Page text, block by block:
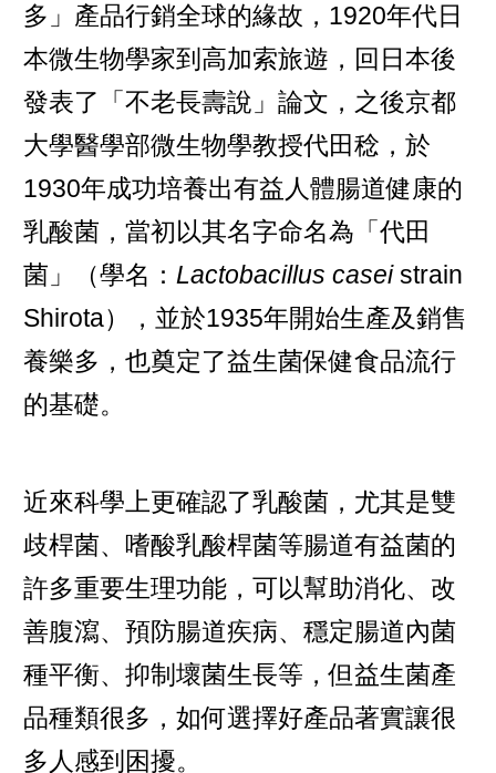
多」產品行銷全球的緣故，1920年代日
本微生物學家到高加索旅遊，回日本後
發表了「不老長壽說」論文，之後京都
大學醫學部微生物學教授代田稔，於
1930年成功培養出有益人體腸道健康的
乳酸菌，當初以其名字命名為「代田
菌」（學名： Lactobacillus caseistrain
Shirota），並於1935年開始生產及銷售
養樂多，也奠定了益生菌保健食品流行
的基礎。
近來科學上更確認了乳酸菌，尤其是雙
歧桿菌、嗜酸乳酸桿菌等腸道有益菌的
許多重要生理功能，可以幫助消化、改
善腹瀉、預防腸道疾病、穩定腸道內菌
種平衡、抑制壞菌生長等，但益生菌產
品種類很多，如何選擇好產品著實讓很
多人感到困擾。